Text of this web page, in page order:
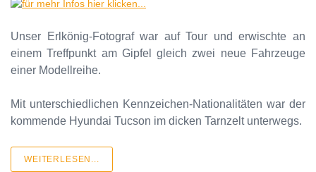
Unser Erlkönig-Fotograf war auf Tour und erwischte an
einem Treffpunkt am Gipfel gleich zwei neue Fahrzeuge
einer Modellreihe.
Mit unterschiedlichen Kennzeichen-Nationalitäten war der
kommende Hyundai Tucson im dicken Tarnzelt unterwegs.
WEITERLESEN...